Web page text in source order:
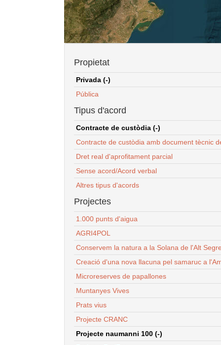
Propietat
Privada (-)
Pública
Tipus d'acord
Contracte de custòdia (-)
Contracte de custòdia amb document tècnic
Dret real d'aprofitament parcial
Sense acord/Acord verbal
Altres tipus d'acords
Projectes
1.000 punts d'aigua
AGRI4POL
Conservem la natura a la Solana de l'Alt
Creació d'una nova llacuna pel samaruc a
Microreserves de papallones
Muntanyes Vives
Prats vius
Projecte CRANC
Projecte naumanni 100 (-)